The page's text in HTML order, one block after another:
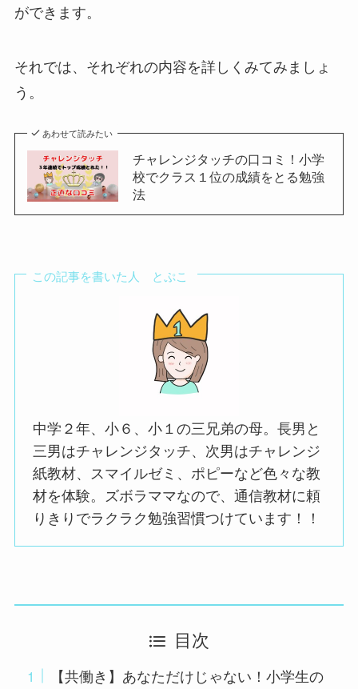
ができます。
それでは、それぞれの内容を詳しくみてみましょ
う。
あわせて読みたい
チャレンジタッチの口コミ！小学
校でクラス１位の成績をとる勉強
法
この記事を書いた人 とぷこ
中学２年、小６、小１の三兄弟の母。長男と
三男はチャレンジタッチ、次男はチャレンジ
紙教材、スマイルゼミ、ポピーなど色々な教
材を体験。ズボラママなので、通信教材に頼
りきりでラクラク勉強習慣つけています！！
目次
【共働き】あなただけじゃない！小学生の